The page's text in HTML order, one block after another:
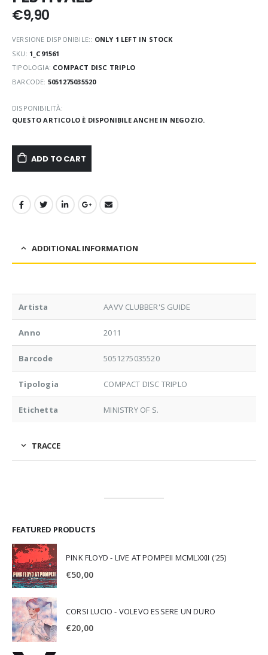
€9,90
VERSIONE DISPONIBILE:: ONLY 1 LEFT IN STOCK
SKU: 1_C91561
TIPOLOGIA: COMPACT DISC TRIPLO
BARCODE: 5051275035520
DISPONIBILITÀ:
QUESTO ARTICOLO È DISPONIBILE ANCHE IN NEGOZIO.
ADD TO CART
ADDITIONAL INFORMATION
Artista AAVV CLUBBER'S GUIDE
Anno 2011
Barcode 5051275035520
Tipologia COMPACT DISC TRIPLO
Etichetta MINISTRY OF S.
TRACCE
FEATURED PRODUCTS
PINK FLOYD - LIVE AT POMPEII MCMLXXII ('25)
€50,00
CORSI LUCIO - VOLEVO ESSERE UN DURO
€20,00